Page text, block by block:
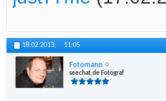
18.02.2013, 11:05
Fotomann
seechat.de Fotograf